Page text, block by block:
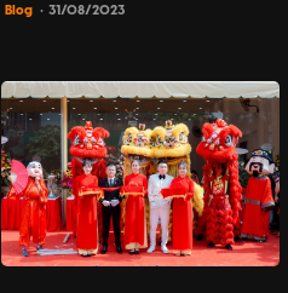
to delicious moon cakes and attractive
Blog • 31/08/2023